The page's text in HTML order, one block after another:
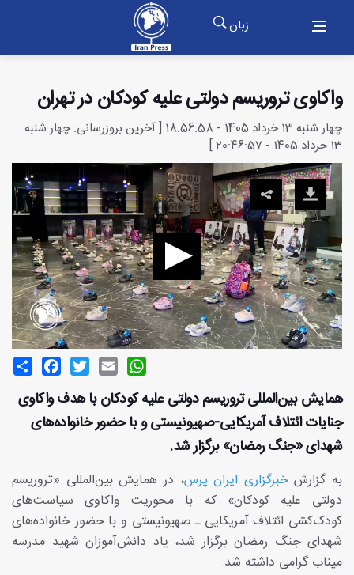
زبان
واکاوی تروریسم دولتی علیه کودکان در تهران
چهار شنبه 13 خرداد 1405 - 18:56:58 [ آخرین بروزرسانی: چهار شنبه
13 خرداد 1405 - 20:46:57 ]
Share
FacebookTwitterEmail
WhatsApp
همایش بین‌المللی تروریسم دولتی علیه کودکان با هدف واکاوی
جنایات ائتلاف آمریکایی-صهیونیستی و با حضور خانواده‌های
شهدای «جنگ رمضان» برگزار شد.
به گزارشخبرگزاری ایران پرس، در همایش بین‌المللی «تروریسم
دولتی علیه کودکان» که با محوریت واکاوی سیاست‌های
کودک‌کشی ائتلاف آمریکایی ـ صهیونیستی و با حضور خانواده‌های
شهدای جنگ رمضان برگزار شد، یاد دانش‌آموزان شهید مدرسه
میناب گرامی داشته شد.